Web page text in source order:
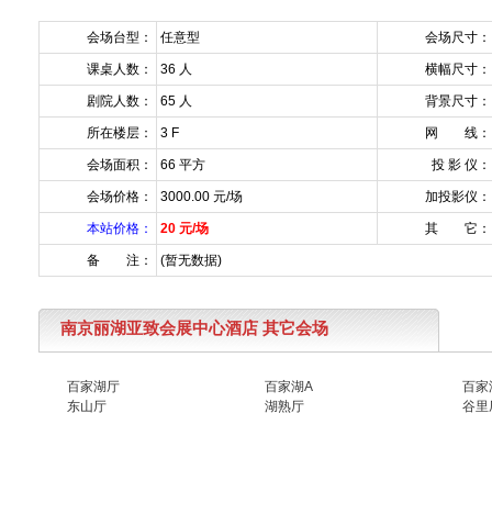
会场台型： 任意型 会场尺寸：
课桌人数： 36 人 横幅尺寸：
剧院人数： 65 人 背景尺寸：
所在楼层： 3 F 网 线：
会场面积： 66 平方 投 影 仪：
会场价格： 3000.00 元/场 加投影仪：
本站价格： 20 元/场 其 它：
备 注： (暂无数据)
南京丽湖亚致会展中心酒店 其它会场
百家湖厅 百家湖A
百家
东山厅
湖熟厅 谷里